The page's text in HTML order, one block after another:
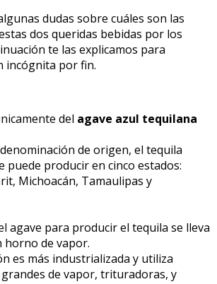
dudas sobre cuáles son las
dos queridas bebidas por los
te las explicamos para
incógnita por fin.
del agave azul tequilana
de origen, el tequila
puede producir en cinco estados:
Michoacán, Tamaulipas y
agave para producir el tequila se lleva
horno de vapor.
es más industrializada y utiliza
de vapor, trituradoras, y